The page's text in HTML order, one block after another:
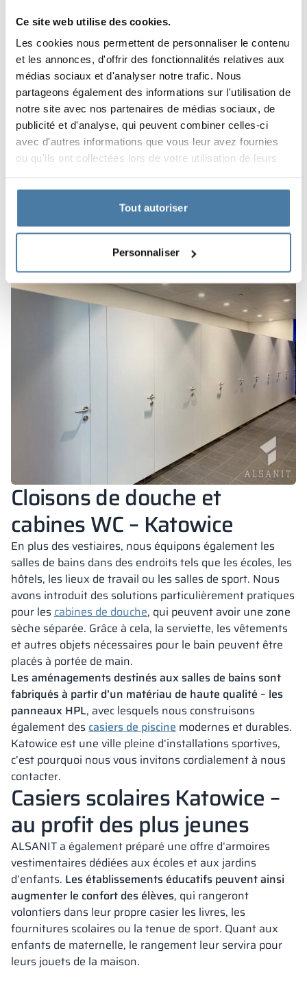
Ce site web utilise des cookies.
Les cookies nous permettent de personnaliser le contenu
et les annonces, d'offrir des fonctionnalités relatives aux
médias sociaux et d'analyser notre trafic. Nous
partageons également des informations sur l'utilisation de
notre site avec nos partenaires de médias sociaux, de
publicité et d'analyse, qui peuvent combiner celles-ci
avec d'autres informations que vous leur avez fournies
ou qu'ils ont collectées lors de votre utilisation de leurs
Tout autoriser
Personnaliser
une large gamme de couleurs et de décors.
Cloisons de douche et
cabines WC – Katowice
En plus des vestiaires, nous équipons également les
salles de bains dans des endroits tels que les écoles, les
hôtels, les lieux de travail ou les salles de sport. Nous
avons introduit des solutions particulièrement pratiques
pour les cabines de douche, qui peuvent avoir une zone
sèche séparée. Grâce à cela, la serviette, les vêtements
et autres objets nécessaires pour le bain peuvent être
placés à portée de main.
Les aménagements destinés aux salles de bains sont
fabriqués à partir d’un matériau de haute qualité – les
panneaux HPL, avec lesquels nous construisons
également des casiers de piscine modernes et durables.
Katowice est une ville pleine d’installations sportives,
c’est pourquoi nous vous invitons cordialement à nous
contacter.
Casiers scolaires Katowice –
au profit des plus jeunes
ALSANIT a également préparé une offre d’armoires
vestimentaires dédiées aux écoles et aux jardins
d’enfants. Les établissements éducatifs peuvent ainsi
augmenter le confort des élèves, qui rangeront
volontiers dans leur propre casier les livres, les
fournitures scolaires ou la tenue de sport. Quant aux
enfants de maternelle, le rangement leur servira pour
leurs jouets de la maison.